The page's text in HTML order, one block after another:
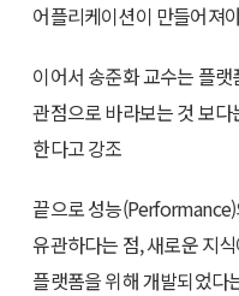
어플리케이션이 만들어져
이어서 송준화 교수는 플
관점으로 바라보는 것 보
한다고 강조
끝으로 성능
유관하다는 점, 새로운 지
플랫폼을 위해 개발되었다